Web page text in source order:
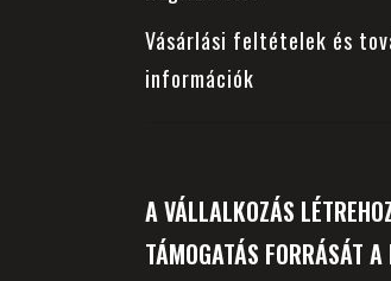
Vásárlási feltételek és
információk
A VÁLLALKOZÁS
TÁMOGATÁS FORRÁSÁT